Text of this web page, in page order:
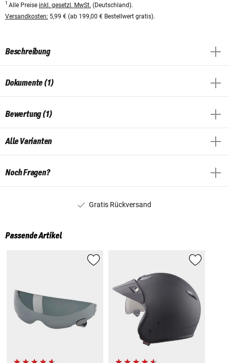
1 Alle Preise inkl. gesetzl. MwSt. (Deutschland).
Versandkosten: 5,99 € (ab 199,00 € Bestellwert gratis).
Beschreibung
Dokumente (1)
Bewertung (1)
Alle Varianten
Noch Fragen?
Gratis Rückversand
Passende Artikel